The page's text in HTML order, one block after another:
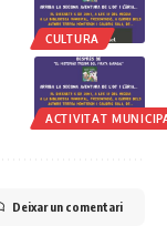
CULTURA
ACTIVITAT
Deixar un comentari